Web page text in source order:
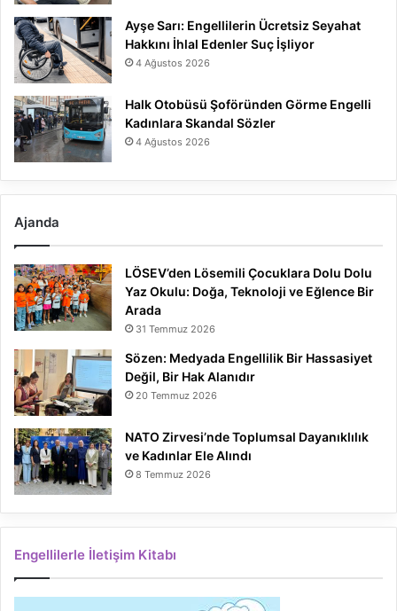
Ayşe Sarı: Engellilerin Ücretsiz Seyahat
Hakkını İhlal Edenler Suç İşliyor
4 Ağustos 2026
Halk Otobüsü Şoföründen Görme Engelli
Kadınlara Skandal Sözler
4 Ağustos 2026
Ajanda
LÖSEV’den Lösemili Çocuklara Dolu Dolu
Yaz Okulu: Doğa, Teknoloji ve Eğlence Bir
Arada
31 Temmuz 2026
Sözen: Medyada Engellilik Bir Hassasiyet
Değil, Bir Hak Alanıdır
20 Temmuz 2026
NATO Zirvesi’nde Toplumsal Dayanıklılık
ve Kadınlar Ele Alındı
8 Temmuz 2026
Engellilerle İletişim Kitabı